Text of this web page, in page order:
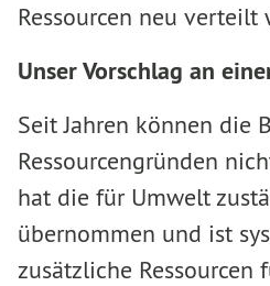
Ressourcen neu verteilt
Unser Vorschlag an
Seit Jahren können die
Ressourcengründen
hat die für Umwelt
übernommen und ist
zusätzliche